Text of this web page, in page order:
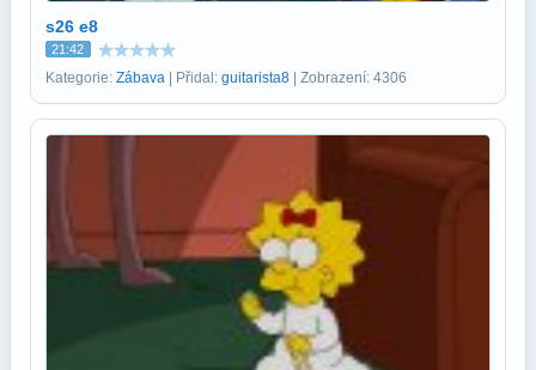
s26 e8
21:42
Kategorie: Zábava | Přidal: guitarista8 | Zobrazení: 4306